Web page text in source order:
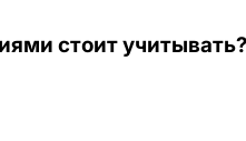
стоит учитывать?